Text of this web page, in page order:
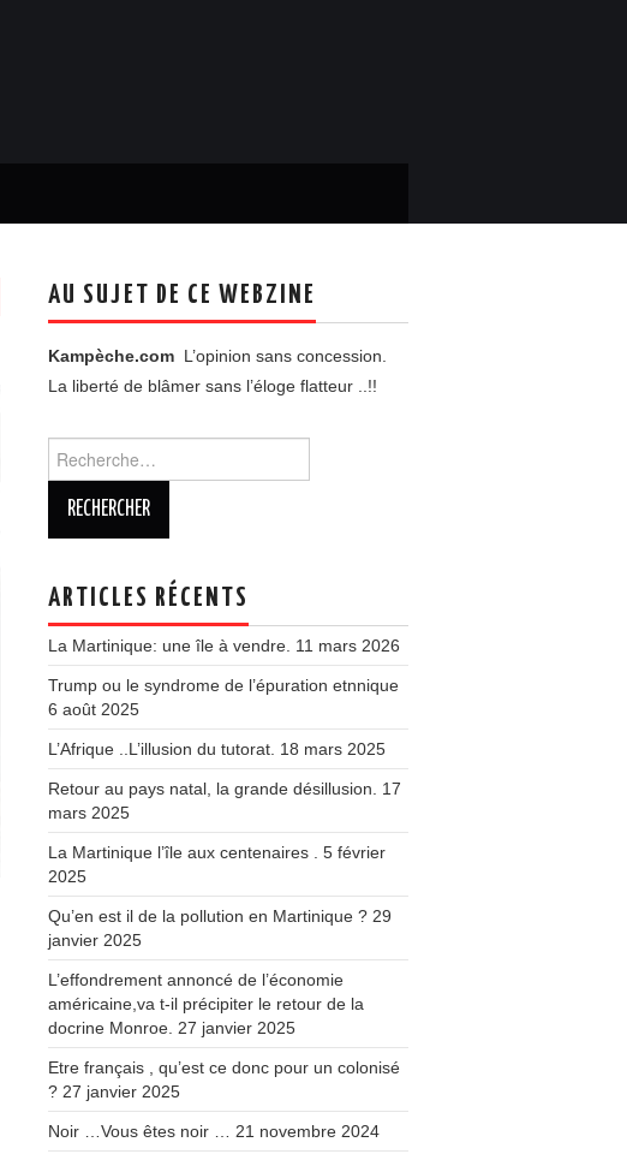
AU SUJET DE CE WEBZINE
Kampèche.com L’opinion sans concession.
La liberté de blâmer sans l’éloge flatteur ..!!
ARTICLES RÉCENTS
La Martinique: une île à vendre. 11 mars 2026
Trump ou le syndrome de l’épuration etnnique
6 août 2025
L’Afrique ..L’illusion du tutorat. 18 mars 2025
Retour au pays natal, la grande désillusion.
17
mars 2025
La Martinique l’île aux centenaires .
5 février
2025
Qu’en est il de la pollution en Martinique ? 29
janvier 2025
L’effondrement annoncé de l’économie
américaine,va t-il précipiter le retour de la
docrine Monroe. 27 janvier 2025
Etre français , qu’est ce donc pour un colonisé
? 27 janvier 2025
Noir …Vous êtes noir … 21 novembre 2024